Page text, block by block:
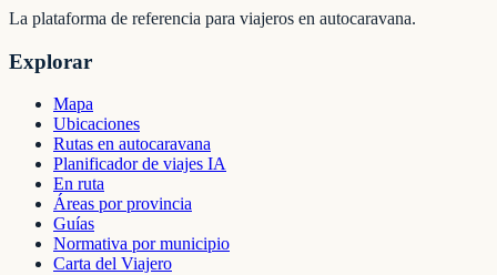
La plataforma de referencia para viajeros en autocaravana.
Explorar
Mapa
Ubicaciones
Rutas en autocaravana
Planificador de viajes IA
En ruta
Áreas por provincia
Guías
Normativa por municipio
Carta del Viajero